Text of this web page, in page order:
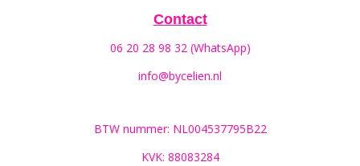
Contact
06 20 28 98 32 (WhatsApp)
info@bycelien.nl
BTW nummer: NL004537795B22
KVK: 88083284